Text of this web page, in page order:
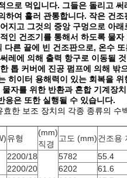
으로 먹입니다. 그들은 돌리고
여 흘러 관통합니다. 작은 건
지고 그것의 중앙 구멍으로 아
인 건조기를 통해서 하도록 물
른 끝에 빈 건조판으로, 온수
레에 의해 출력 항구로 이동될
톱 커버에 진공 펌프에 의해 밖
히이터 용해력이 있는 회복을
자를 위한 반환과 혼합 기계장
응은 또한 실행될 수 있습니다.
한 보조 장치의 각종 종류의 수
유형
(mm)
직경
고도 (mm)건조용
2200/18 5782 55.4
2200/20 6202
61.6